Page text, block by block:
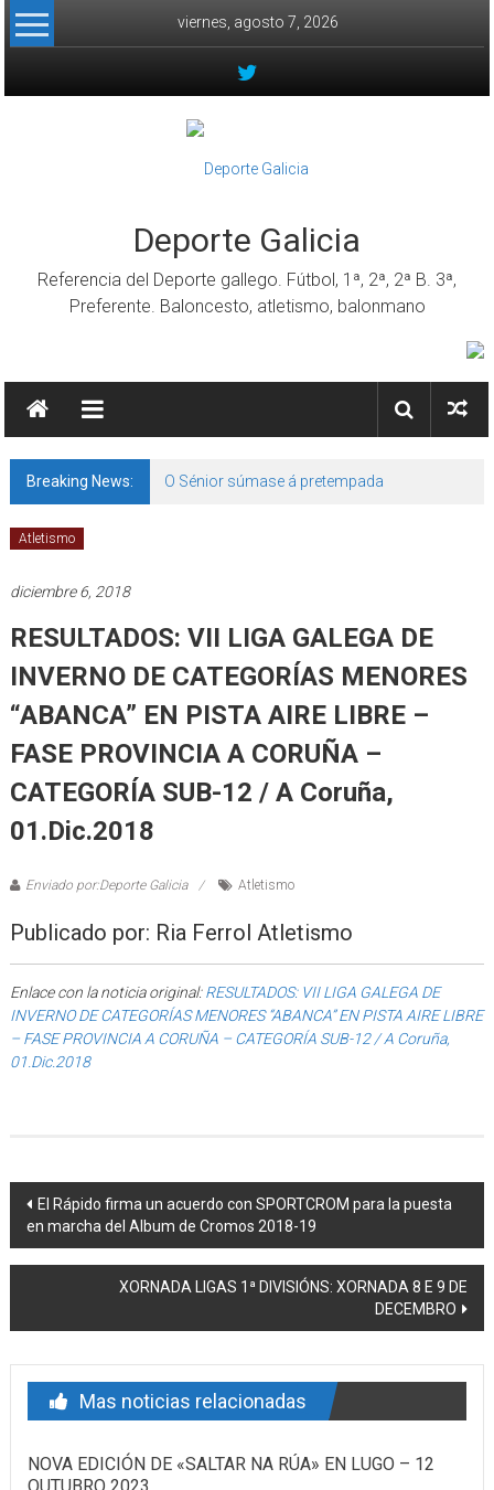
Skip to content
viernes, agosto 7, 2026
Deporte Galicia
Referencia del Deporte gallego. Fútbol, 1ª, 2ª, 2ª B. 3ª,
Preferente. Baloncesto, atletismo, balonmano
Breaking News: O Sénior súmase á pretempada
Atletismo
diciembre 6, 2018
RESULTADOS: VII LIGA GALEGA DE
INVERNO DE CATEGORÍAS MENORES
“ABANCA” EN PISTA AIRE LIBRE –
FASE PROVINCIA A CORUÑA –
CATEGORÍA SUB-12 / A Coruña,
01.Dic.2018
Enviado por:Deporte Galicia Atletismo
Publicado por: Ria Ferrol Atletismo
Enlace con la noticia original:RESULTADOS: VII LIGA GALEGA DE
INVERNO DE CATEGORÍAS MENORES “ABANCA” EN PISTA AIRE LIBRE
– FASE PROVINCIA A CORUÑA – CATEGORÍA SUB-12 / A Coruña,
01.Dic.2018
Post navigation
El Rápido firma un acuerdo con SPORTCROM para la puesta
en marcha del Album de Cromos 2018-19
XORNADA LIGAS 1ª DIVISIÓNS: XORNADA 8 E 9 DE
DECEMBRO
Mas noticias relacionadas
NOVA EDICIÓN DE «SALTAR NA RÚA» EN LUGO – 12